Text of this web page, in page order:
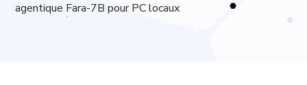
agentique Fara-7B pour PC locaux